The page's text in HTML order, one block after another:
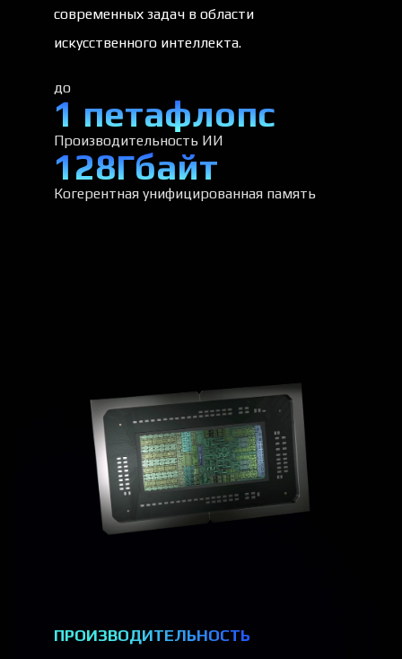
современных задач в области
искусственного интеллекта.
до
1 петафлопс
Производительность ИИ
128Гбайт
Когерентная унифицированная память
ПРОИЗВОДИТЕЛЬНОСТЬ